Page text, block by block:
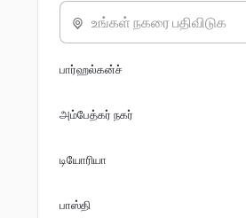
உங்கள் நகரை பதிவிடுக
பார்ஹல்கன்ச்
அம்பேத்கர் நகர்
டியோரியா
பாஸ்தி